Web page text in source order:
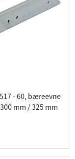
- 60, bæreevne
mm / 325 mm